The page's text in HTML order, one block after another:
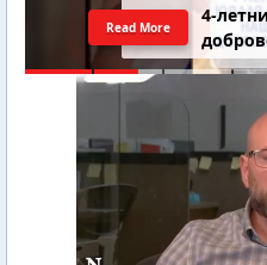
4-
Read More